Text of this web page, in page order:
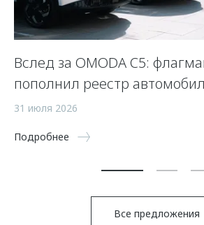
Вслед за OMODA C5:
пополнил реестр
31 июля 2026
Подробнее
Все предложения